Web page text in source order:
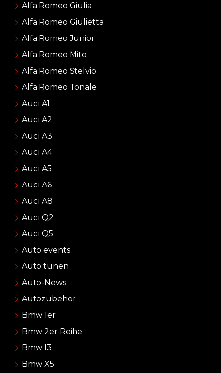
Alfa Romeo Giulia
Alfa Romeo Giulietta
Alfa Romeo Junior
Alfa Romeo Mito
Alfa Romeo Stelvio
Alfa Romeo Tonale
Audi A1
Audi A2
Audi A3
Audi A4
Audi A5
Audi A6
Audi A8
Audi Q2
Audi Q5
Auto events
Auto tunen
Auto-News
Autozubehör
Bmw 1er
Bmw 2er Reihe
Bmw I3
Bmw X5